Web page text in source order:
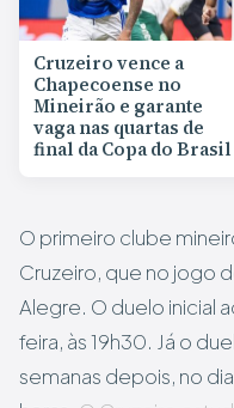
Cruzeiro vence a
Chapecoense no
Mineirão e garante
vaga nas quartas de
final da Copa do Brasil
O primeiro clube
Cruzeiro, que no jogo
Alegre. O duelo inicial
feira, às 19h30. Já o
semanas depois, no